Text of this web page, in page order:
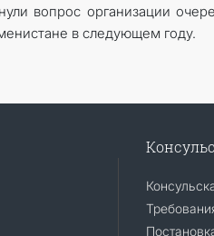
вопрос организации
в следующем году.